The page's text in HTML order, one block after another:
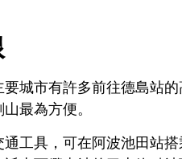
要城市有許多前往德島站
最為方便。
工具，可在阿波池田站